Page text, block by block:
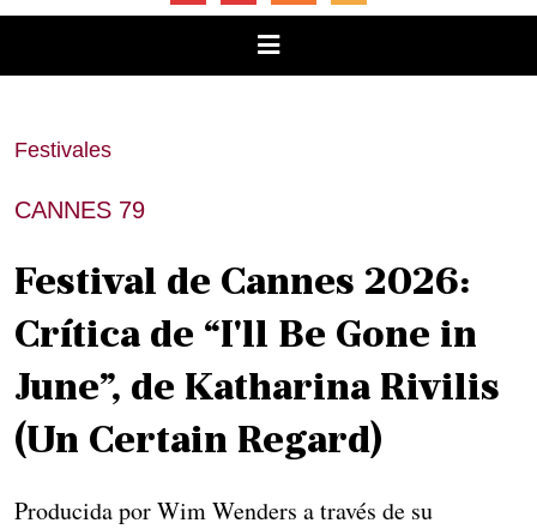
Festivales
CANNES 79
Festival de Cannes 2026:
Crítica de “I'll Be Gone in
June”, de Katharina Rivilis
(Un Certain Regard)
Producida por Wim Wenders a través de su